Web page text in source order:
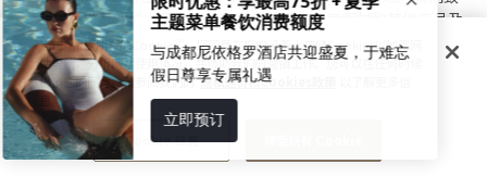
力为您提供其他线上平台内您感兴趣的酒店、度假村和其他产品及
服务的广告。这些cookies还可用于限制您看到广告的次数，以及
帮助评估广告的成效。
我们采用Google AdWords再营销技术在互联网上推广我们的网
站。我们会在您的浏览器中设置相关cookie，随后第三方
（Google）读取这些cookies，并可能在您访问我们的网站后在
点击 "接受所有的Cookies"，您同意在您的设备上存储Cookies以加强网
站导航，分析网站使用情况，并协助我们的营销工作。您可以在任何时候
撤销您的同意。请参阅我们的 隐私通告和Cookies政策
息。
Cookie 设置